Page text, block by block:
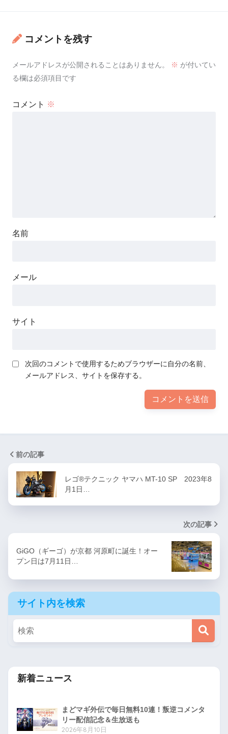
コメントを残す
メールアドレスが公開されることはありません。 ※ が付いてい
る欄は必須項目です
コメント ※
名前
メール
サイト
次回のコメントで使用するためブラウザーに自分の名前、
メールアドレス、サイトを保存する。
前の記事
レゴ®テクニック ヤマハ MT-10 SP 2023年8
月1日…
次の記事
GiGO（ギーゴ）が京都 河原町に誕生！オー
プン日は7月11日…
サイト内を検索
新着ニュース
まどマギ外伝で毎日無料10連！叛逆コメンタ
リー配信記念＆生放送も
2026年8月10日